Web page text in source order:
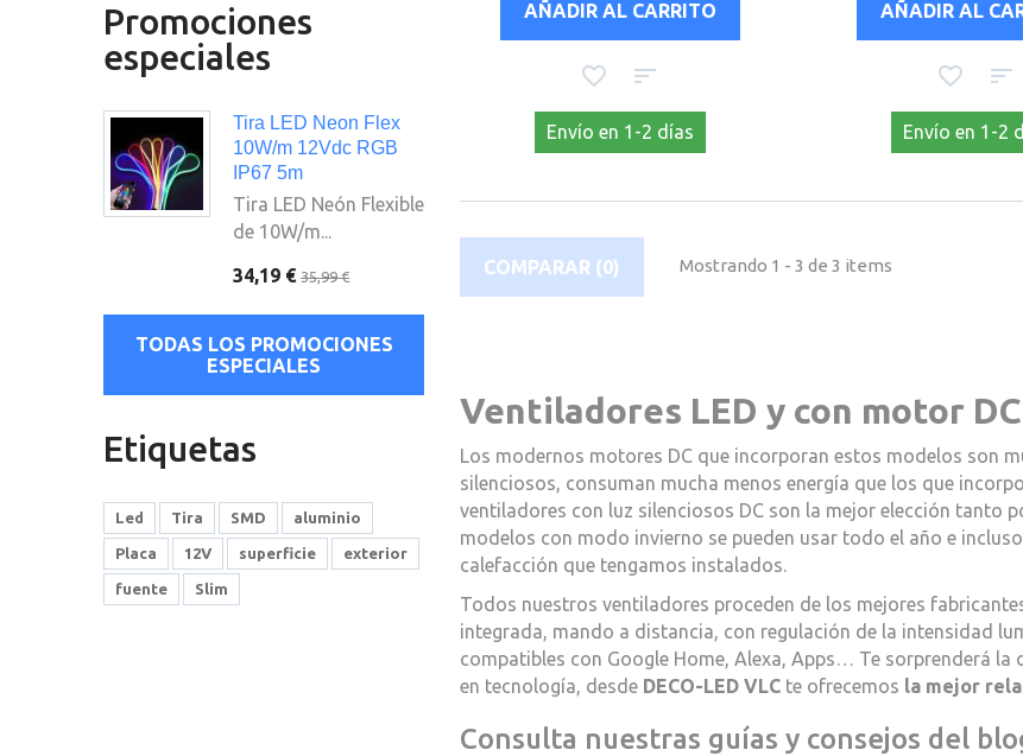
Envío en 1-2 días Envío en 1-2
COMPARAR (0) Mostrando 1 - 3 de 3 items
Ventiladores LED y con motor DC
Los modernos motores DC que incorporan estos modelos son
silenciosos, consuman mucha menos energía que los que
ventiladores con luz silenciosos DC son la mejor elección tanto
modelos con modo invierno se pueden usar todo el año e
calefacción que tengamos instalados.
Todos nuestros ventiladores proceden de los mejores
integrada, mando a distancia, con regulación de la intensidad
compatibles con Google Home, Alexa, Apps… Te sorprenderá
en tecnología, desde DECO-LED VLC te ofrecemos la mejor
Consulta nuestras guías y consejos del
Promociones
especiales
Tira LED Neon Flex
10W/m 12Vdc RGB
IP67 5m
Tira LED Neón Flexible
de 10W/m...
34,19 € 35,99 €
TODAS LOS PROMOCIONES
ESPECIALES
Etiquetas
Led Tira SMD aluminio
Placa 12V superficie exterior
fuente Slim